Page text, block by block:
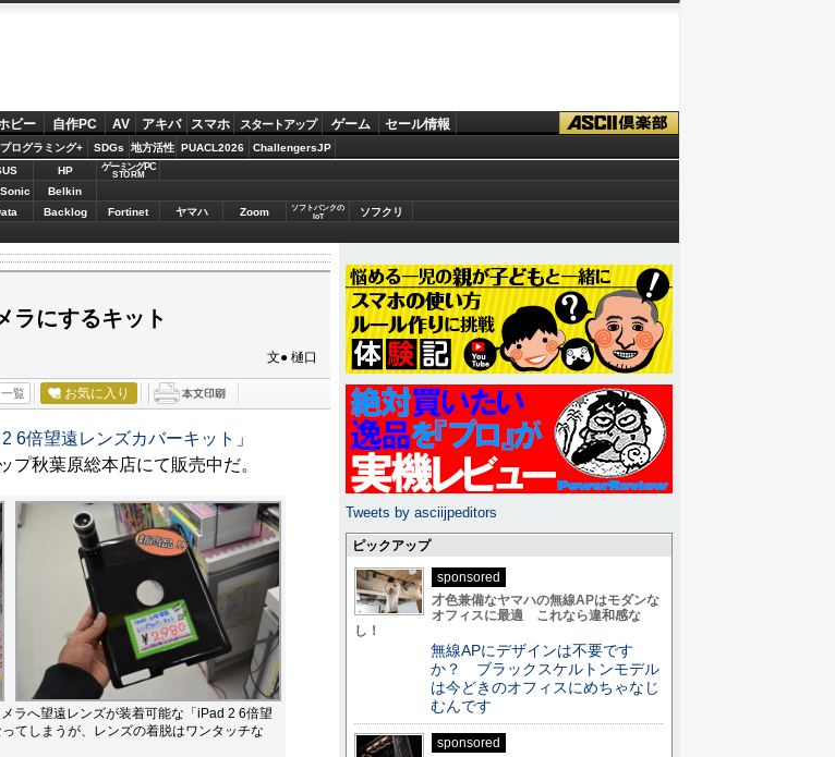
ビー 自作PC AV アキバ スマホ スタートアップ ゲーム セール情報
プログラミング+ SDGs 地方活性 PUACL2026 ChallengersJP
HP ゲーミングPC
STORM
Belkin
Backlog Fortinet ヤマハ Zoom
ソフトバンクの
IoT
ソフクリ
にするキット
文● 樋口
一覧 お気に入り
6倍望遠レンズカバーキット 」
プ秋葉原総本店にて販売中だ。
ラへ望遠レンズが装着可能な「iPad 2 6倍望
てしまうが、レンズの着脱はワンタッチな
Tweets by asciijpeditors
ピックアップ
sponsored
才色兼備なヤマハの無線APはモダンな
オフィスに最適 これなら違和感な
し！
無線APにデザインは不要です
か？ ブラックスケルトンモデル
は今どきのオフィスにめちゃなじ
むんです
sponsored